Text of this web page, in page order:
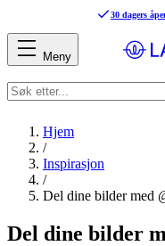
30 dagers
Meny
Hjem
/
Inspirasjon
/
Del dine bilder med
Del dine bilder